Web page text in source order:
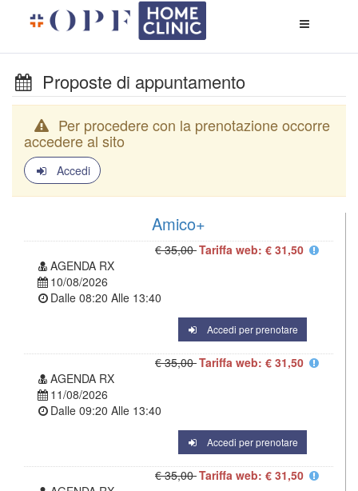
di
Proposte di appuntamento
Per procedere con la prenotazione occorre
accedere al sito
Accedi
Amico+
€ 35,00Tariffa web: € 31,50
AGENDA RX
10/08/2026
Dalle 08:20 Alle 13:40
Accedi per prenotare
€ 35,00Tariffa web: € 31,50
AGENDA RX
11/08/2026
Dalle 09:20 Alle 13:40
Accedi per prenotare
€ 35,00Tariffa web: € 31,50